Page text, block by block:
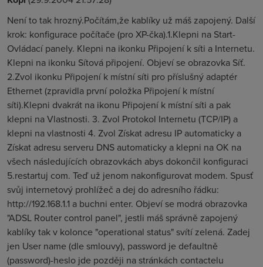
Není to tak hrozný.Počítám,že kablíky už máš zapojený. Další
krok: konfigurace počítače (pro XP-čka).1.Klepni na Start-
Ovládací panely. Klepni na ikonku Připojení k síti a Internetu.
Klepni na ikonku Sítová připojení. Objeví se obrazovka Síť.
2.Zvol ikonku Připojení k místní síti pro příslušný adaptér
Ethernet (zpravidla první položka Připojení k místní
síti).Klepni dvakrát na ikonu Připojení k místní síti a pak
klepni na Vlastnosti. 3. Zvol Protokol Internetu (TCP/IP) a
klepni na vlastnosti 4. Zvol Získat adresu IP automaticky a
Získat adresu serveru DNS automaticky a klepni na OK na
všech následujících obrazovkách abys dokončil konfiguraci
5.restartuj com. Teď už jenom nakonfigurovat modem. Spusť
svůj internetový prohlížeč a dej do adresního řádku:
http://192.168.1.1 a buchni enter. Objeví se modrá obrazovka
"ADSL Router control panel", jestli máš správně zapojený
kablíky tak v kolonce "operational status" svítí zelená. Zadej
jen User name (dle smlouvy), password je defaultně
(password)-heslo jde později na stránkách contactelu